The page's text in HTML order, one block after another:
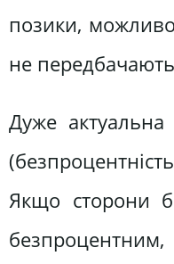
позики,
не
Дуже
Якщо сторони
безпроцентним,